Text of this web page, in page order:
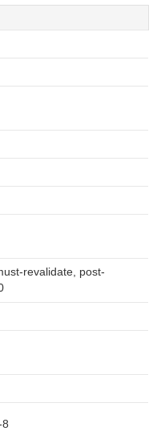
revalidate, post-